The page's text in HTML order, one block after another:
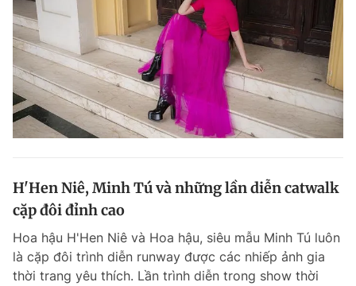
H'Hen Niê, Minh Tú và những lần diễn catwalk
cặp đôi đỉnh cao
Hoa hậu H'Hen Niê và Hoa hậu, siêu mẫu Minh Tú luôn
là cặp đôi trình diễn runway được các nhiếp ảnh gia
thời trang yêu thích. Lần trình diễn trong show thời